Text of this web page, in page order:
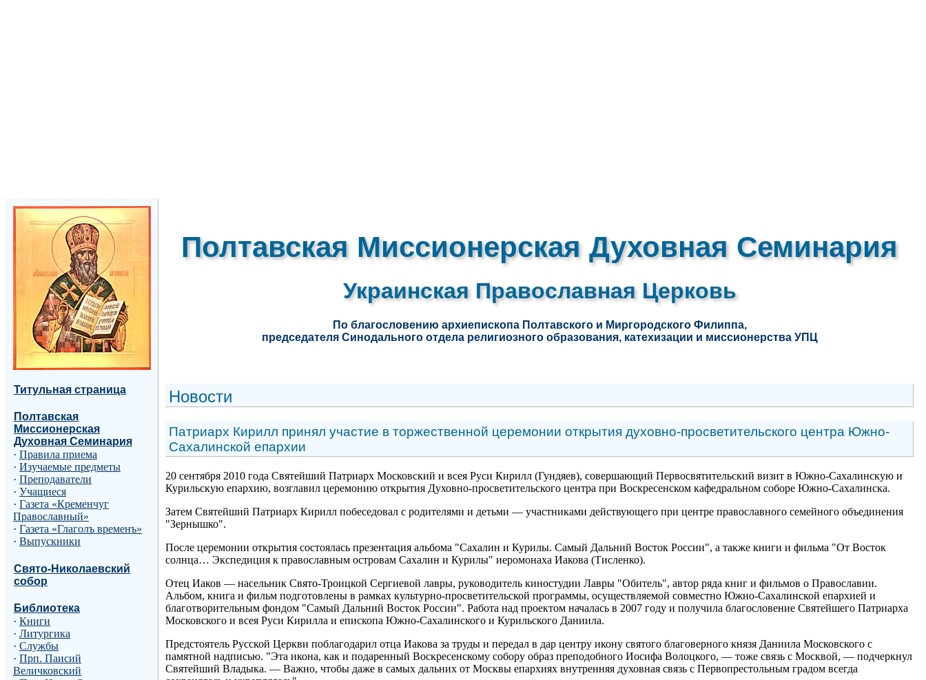
Полтавская Миссионерская Духовная Семинария
Украинская Православная Церковь
По благословению архиепископа Полтавского и Миргородского Филиппа,
председателя Синодального отдела религиозного образования, катехизации и миссионерства УПЦ
Титульная страница
Полтавская
Миссионерская
Духовная Семинария
· Правила приема
· Изучаемые предметы
· Преподаватели
· Учащиеся
· Газета «Кременчуг
Православный»
· Газета «Глаголъ временъ»
· Выпускники
Свято-Николаевский
собор
Библиотека
· Книги
· Литургика
· Службы
· Прп. Паисий
Величковский
Новости
Патриарх Кирилл принял участие в торжественной церемонии открытия духовно-просветительского центра Южно-
Сахалинской епархии
20 сентября 2010 года Святейший Патриарх Московский и всея Руси Кирилл (Гундяев), совершающий Первосвятительский визит в Южно-Сахалинскую и
Курильскую епархию, возглавил церемонию открытия Духовно-просветительского центра при Воскресенском кафедральном соборе Южно-Сахалинска.
Затем Святейший Патриарх Кирилл побеседовал с родителями и детьми — участниками действующего при центре православного семейного объединения
"Зернышко".
После церемонии открытия состоялась презентация альбома "Сахалин и Курилы. Самый Дальний Восток России", а также книги и фильма "От Восток
солнца… Экспедиция к православным островам Сахалин и Курилы" иеромонаха Иакова (Тисленко).
Отец Иаков — насельник Свято-Троицкой Сергиевой лавры, руководитель киностудии Лавры "Обитель", автор ряда книг и фильмов о Православии.
Альбом, книга и фильм подготовлены в рамках культурно-просветительской программы, осуществляемой совместно Южно-Сахалинской епархией и
благотворительным фондом "Самый Дальний Восток России". Работа над проектом началась в 2007 году и получила благословение Святейшего Патриарха
Московского и всея Руси Кирилла и епископа Южно-Сахалинского и Курильского Даниила.
Предстоятель Русской Церкви поблагодарил отца Иакова за труды и передал в дар центру икону святого благоверного князя Даниила Московского с
памятной надписью. "Эта икона, как и подаренный Воскресенскому собору образ преподобного Иосифа Волоцкого, — тоже связь с Москвой, — подчеркнул
Святейший Владыка. — Важно, чтобы даже в самых дальних от Москвы епархиях внутренняя духовная связь с Первопрестольным градом всегда